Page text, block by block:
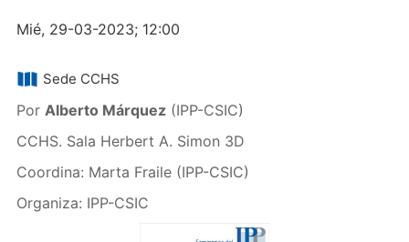
Mié, 29-03-2023; 12:00
Sede CCHS
Por Alberto Márquez(IPP-CSIC)
CCHS. Sala Herbert A. Simon 3D
Coordina: Marta Fraile (IPP-CSIC)
Organiza: IPP-CSIC